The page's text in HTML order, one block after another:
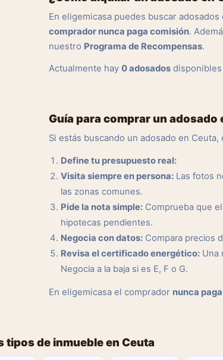
En eligemicasa puedes buscar
comprador nunca paga comisión.
nuestro Programa de Recompensas.
Actualmente hay 0 adosados
Guía para comprar un adosado
Si estás buscando un adosado en
Define tu presupuesto real:
Visita siempre en persona: Las fotos
las zonas comunes.
Pide la nota simple: Comprueba que
hipotecas pendientes.
Negocia con datos: Compara precios
Revisa el certificado energético: Una
Negocia a la baja si es E, F o G.
En eligemicasa el comprador nunca
tipos de inmueble en Ceuta